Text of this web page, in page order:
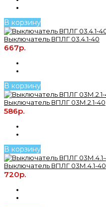
В корзину
Выключатель ВПЛГ 03.4.1-40
667р.
В корзину
Выключатель ВПЛГ 03М.2.1-40
586р.
В корзину
Выключатель ВПЛГ 03М.4.1-40
720р.